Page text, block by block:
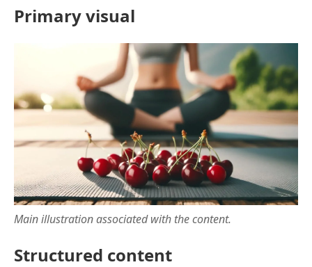
Primary visual
Main illustration associated with the content.
Structured content